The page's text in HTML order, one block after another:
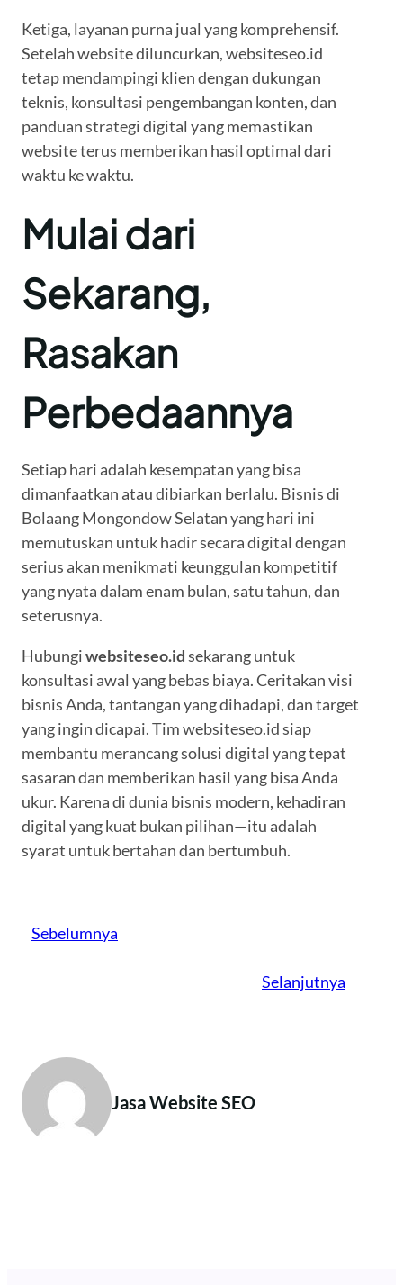
Ketiga, layanan purna jual yang komprehensif.
Setelah website diluncurkan, websiteseo.id
tetap mendampingi klien dengan dukungan
teknis, konsultasi pengembangan konten, dan
panduan strategi digital yang memastikan
website terus memberikan hasil optimal dari
waktu ke waktu.
Mulai dari
Sekarang,
Rasakan
Perbedaannya
Setiap hari adalah kesempatan yang bisa
dimanfaatkan atau dibiarkan berlalu. Bisnis di
Bolaang Mongondow Selatan yang hari ini
memutuskan untuk hadir secara digital dengan
serius akan menikmati keunggulan kompetitif
yang nyata dalam enam bulan, satu tahun, dan
seterusnya.
Hubungiwebsiteseo.idsekarang untuk
konsultasi awal yang bebas biaya. Ceritakan visi
bisnis Anda, tantangan yang dihadapi, dan target
yang ingin dicapai. Tim websiteseo.id siap
membantu merancang solusi digital yang tepat
sasaran dan memberikan hasil yang bisa Anda
ukur. Karena di dunia bisnis modern, kehadiran
digital yang kuat bukan pilihan—itu adalah
syarat untuk bertahan dan bertumbuh.
Sebelumnya
Selanjutnya
Jasa Website SEO